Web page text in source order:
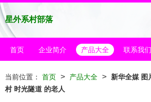
星外系村部落
首页 企业简介 产品大全 联系我们
当前位置： 首页 > 产品大全 >
新华全媒 图
村 时光隧道 的老人